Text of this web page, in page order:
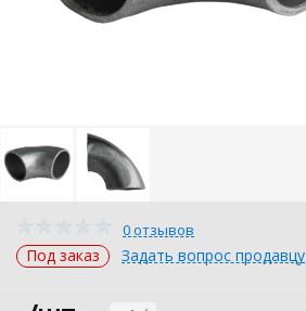
0 отзывов
Под заказ Задать вопрос продавцу